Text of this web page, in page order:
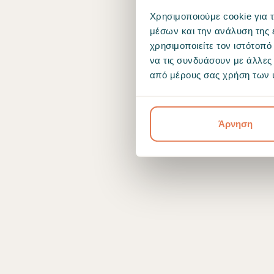
Χρησιμοποιούμε cookie για
μέσων και την ανάλυση της
χρησιμοποιείτε τον
να τις συνδυάσουν με
από μέρους σας χρήση των
Άρνηση